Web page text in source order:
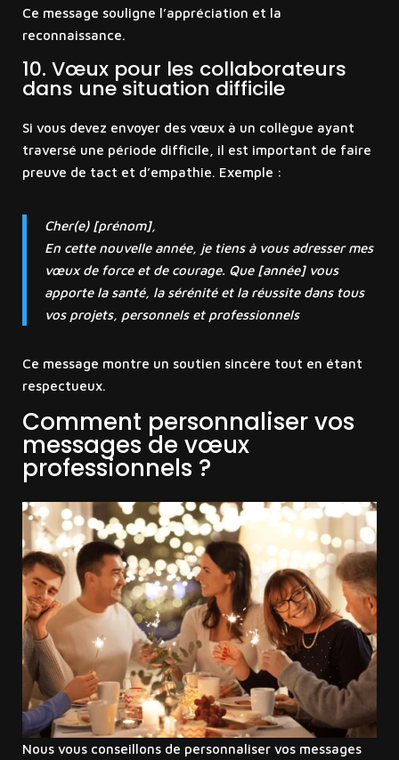
Ce message souligne l’appréciation et la
reconnaissance.
10. Vœux pour les collaborateurs
dans une situation difficile
Si vous devez envoyer des vœux à un collègue ayant
traversé une période difficile, il est important de faire
preuve de tact et d’empathie. Exemple :
Cher(e) [prénom],
En cette nouvelle année, je tiens à vous adresser mes
vœux de force et de courage. Que [année] vous
apporte la santé, la sérénité et la réussite dans tous
vos projets, personnels et professionnels
Ce message montre un soutien sincère tout en étant
respectueux.
Comment personnaliser vos
messages de vœux
professionnels ?
Nous vous conseillons de personnaliser vos messages